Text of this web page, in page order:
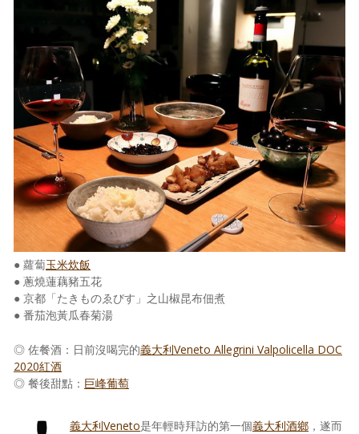
● 蘿蔔玉米炊飯
● 蔥燒蓮藕豬五花
● 京都「たきものゑびす」之山椒昆布佃煮
● 番茄泡黃瓜春菊湯
◎ 佐餐酒：日前沒喝完的義大利Veneto Allegrini Valpolicella DOC
2020紅酒
◎ 餐後甜點： 巨峰葡萄
義大利Veneto是年輕時拜訪的第一個義大利酒鄉 ，遂而